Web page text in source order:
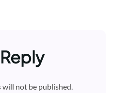
will not be published.